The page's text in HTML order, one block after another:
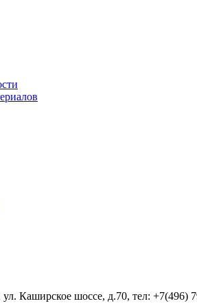
Каширское шоссе, д.70, тел: +7(496)